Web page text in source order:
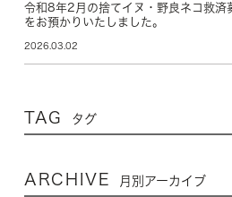
令和8年2月の捨てイヌ・野良ネコ救
をお預かりいたしました。
2026.03.02
TAG タグ
ARCHIVE 月別アーカイブ